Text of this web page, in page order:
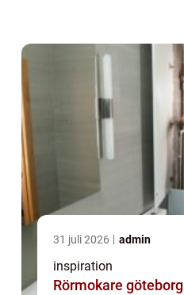
31 juli 2026 admin
inspiration
Rörmokare göteborg så väljer du rätt